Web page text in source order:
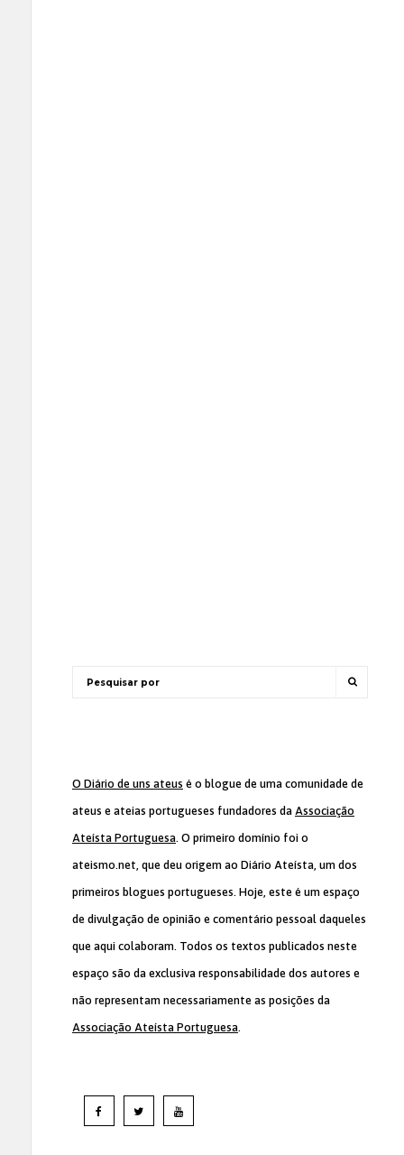
O Diário de uns ateus é o blogue de uma comunidade de
ateus e ateias portugueses fundadores da Associação
Ateísta Portuguesa. O primeiro domínio foi o
ateismo.net, que deu origem ao Diário Ateísta, um dos
primeiros blogues portugueses. Hoje, este é um espaço
de divulgação de opinião e comentário pessoal daqueles
que aqui colaboram. Todos os textos publicados neste
espaço são da exclusiva responsabilidade dos autores e
não representam necessariamente as posições da
Associação Ateísta Portuguesa.